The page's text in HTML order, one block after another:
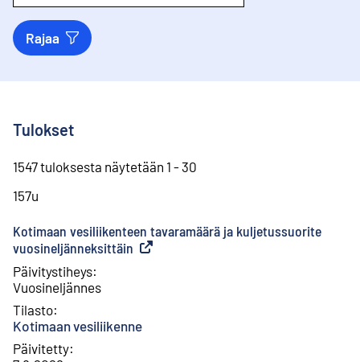
Rajaa
Tulokset
1547 tuloksesta näytetään 1 - 30
157u
Kotimaan vesiliikenteen tavaramäärä ja kuljetussuorite
vuosineljänneksittäin Ulkoinen linkki
Päivitystiheys:
Vuosineljännes
Tilasto:
Kotimaan vesiliikenne
Päivitetty: